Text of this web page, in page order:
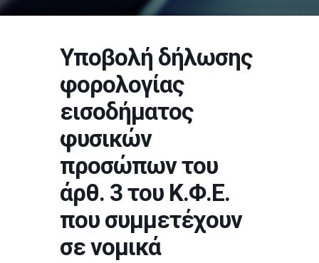
Υποβολή δήλωσης
φορολογίας
εισοδήματος
φυσικών
προσώπων του
άρθ. 3 του Κ.Φ.Ε.
που συμμετέχουν
σε νομικά